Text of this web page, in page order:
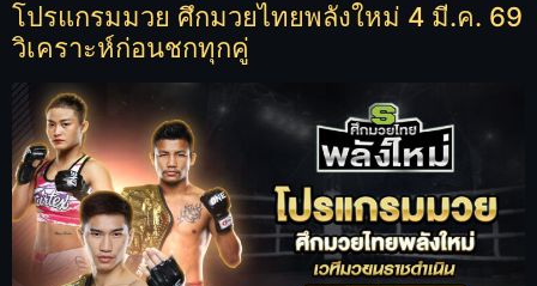
โปรแกรมมวย ศึกมวยไทยพลังใหม่ 4 มี.ค. 69
วิเคราะห์ก่อนชกทุกคู่